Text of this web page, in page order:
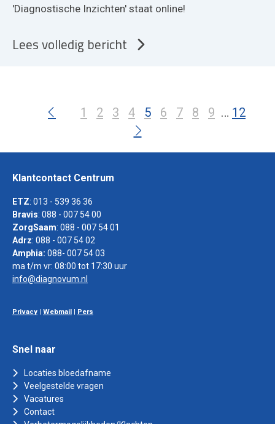
'Diagnostische Inzichten' staat online!
Lees volledig bericht
1 2 3 4 5 6 7 8 9 12
Klantcontact Centrum
ETZ: 013 - 539 36 36
Bravis: 088 - 007 54 00
ZorgSaam: 088 - 007 54 01
Adrz: 088 - 007 54 02
Amphia: 088- 007 54 03
ma t/m vr: 08:00 tot 17:30 uur
info@diagnovum.nl
Privacy | Webmail | Pers
Snel naar
Locaties bloedafname
Veelgestelde vragen
Vacatures
Contact